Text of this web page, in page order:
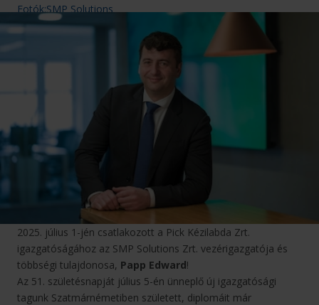
Fotók:SMP Solutions
2025. július 1-jén csatlakozott a Pick Kézilabda Zrt.
igazgatóságához az SMP Solutions Zrt. vezérigazgatója és
többségi tulajdonosa, Papp Edward!
Az 51. születésnapját július 5-én ünneplő új igazgatósági
tagunk Szatmárnémetiben született, diplomáit már